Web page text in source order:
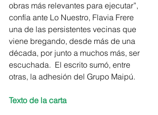
obras más relevantes para ejecutar”,
confía ante Lo Nuestro, Flavia Frere
una de las persistentes vecinas que
viene bregando, desde más de una
década, por junto a muchos más, ser
escuchada.  El escrito sumó, entre
otras, la adhesión del Grupo Maipú.
Texto de la carta